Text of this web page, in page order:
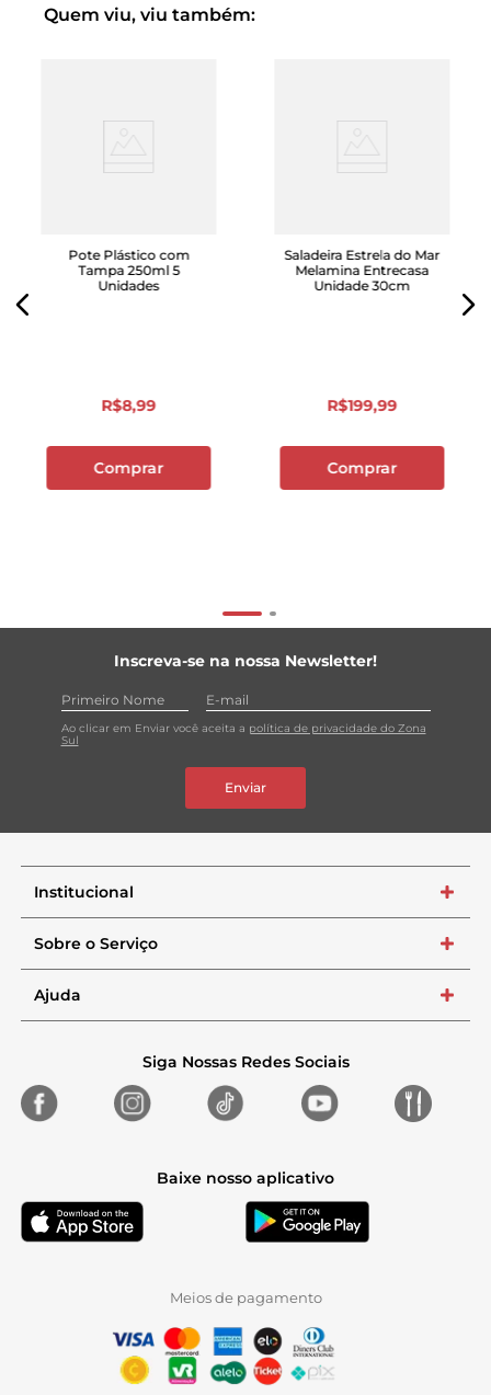
Quem viu, viu também:
Pote Plástico com
Tampa 250ml 5
Unidades
R$8,99
Comprar
Saladeira Estrela do Mar
Melamina Entrecasa
Unidade 30cm
R$199,99
Comprar
Inscreva-se na nossa Newsletter!
Ao clicar em Enviar você aceita a política de privacidade do Zona
Sul
Enviar
Institucional +
Sobre o Serviço +
Ajuda +
Siga Nossas Redes Sociais
Baixe nosso aplicativo
Meios de pagamento